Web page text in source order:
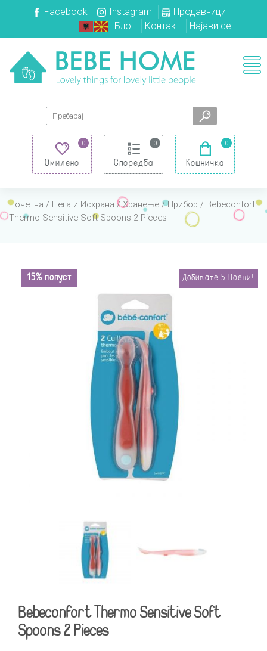
Facebook Instagram
Продавници
Блог
Контакт Најави се
Search for:
0
Омилено
0
Споредба
0
Кошничка
Почетна / Нега и Исхрана /Хранење /Прибор / Bebeconfort
Thermo Sensitive Soft Spoons 2 Pieces
15% попуст Добивате5 Поени!
Bebeconfort Thermo Sensitive Soft
Spoons 2 Pieces